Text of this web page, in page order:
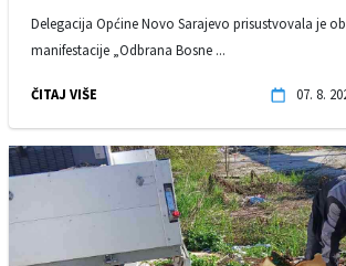
Delegacija Općine Novo Sarajevo prisustvovala je
manifestacije „Odbrana Bosne ...
ČITAJ VIŠE 07. 8.